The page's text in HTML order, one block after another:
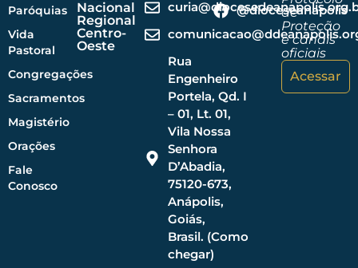
Paróquias
Vida
Pastoral
Congregações
Sacramentos
Magistério
Orações
Fale
Conosco
Nacional
Regional
Centro-
Oeste
Rua
Engenheiro
Portela, Qd. I
– 01, Lt. 01,
Vila Nossa
Senhora
D’Abadia,
75120-673,
Anápolis,
Goiás,
Brasil. (Como
chegar)
@dioceseanapolis
de
Proteção
e canais
oficiais
Acessar